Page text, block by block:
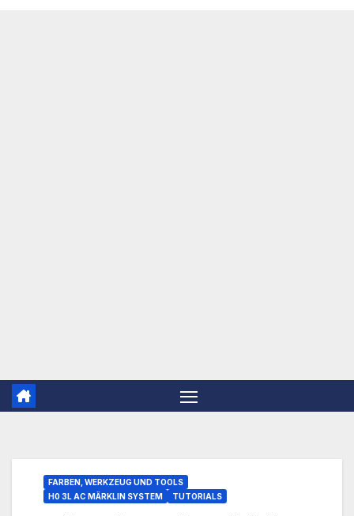
FARBEN, WERKZEUG UND TOOLS
H0 3L AC MÄRKLIN SYSTEM
TUTORIALS